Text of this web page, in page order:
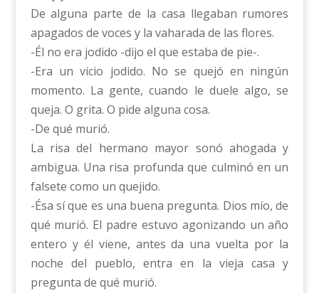
De alguna parte de la casa llegaban rumores
apagados de voces y la vaharada de las flores.
-Él no era jodido -dijo el que estaba de pie-.
-Era un vicio jodido. No se quejó en ningún
momento. La gente, cuando le duele algo, se
queja. O grita. O pide alguna cosa.
-De qué murió.
La risa del hermano mayor sonó ahogada y
ambigua. Una risa profunda que culminó en un
falsete como un quejido.
-Ésa sí que es una buena pregunta. Dios mío, de
qué murió. El padre estuvo agonizando un año
entero y él viene, antes da una vuelta por la
noche del pueblo, entra en la vieja casa y
pregunta de qué murió.